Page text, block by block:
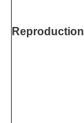
Reproduction